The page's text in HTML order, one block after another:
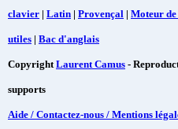
clavier | Latin | Provençal | Moteur de
utiles | Bac d'anglais
CopyrightLaurent Camus -
supports
Aide / Contactez-nous / Mentions